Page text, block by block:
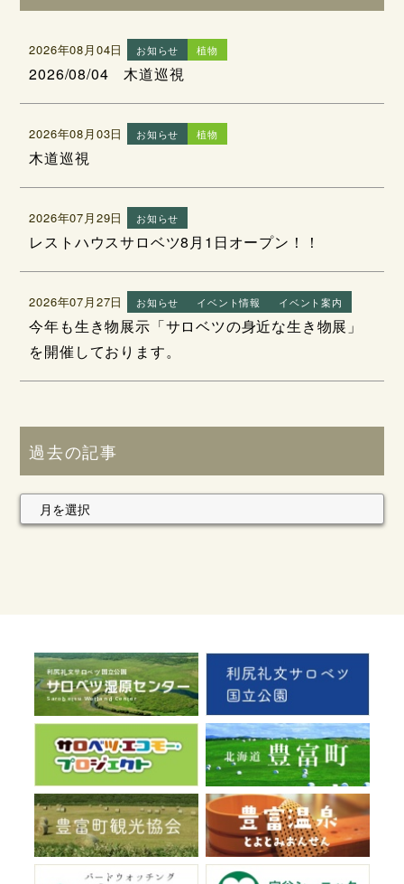
2026年08月04日 お知らせ 植物
2026/08/04 木道巡視
2026年08月03日 お知らせ 植物
木道巡視
2026年07月29日 お知らせ
レストハウスサロベツ8月1日オープン！！
2026年07月27日 お知らせ イベント情報 イベント案内
今年も生き物展示「サロベツの身近な生き物展」
を開催しております。
過去の記事